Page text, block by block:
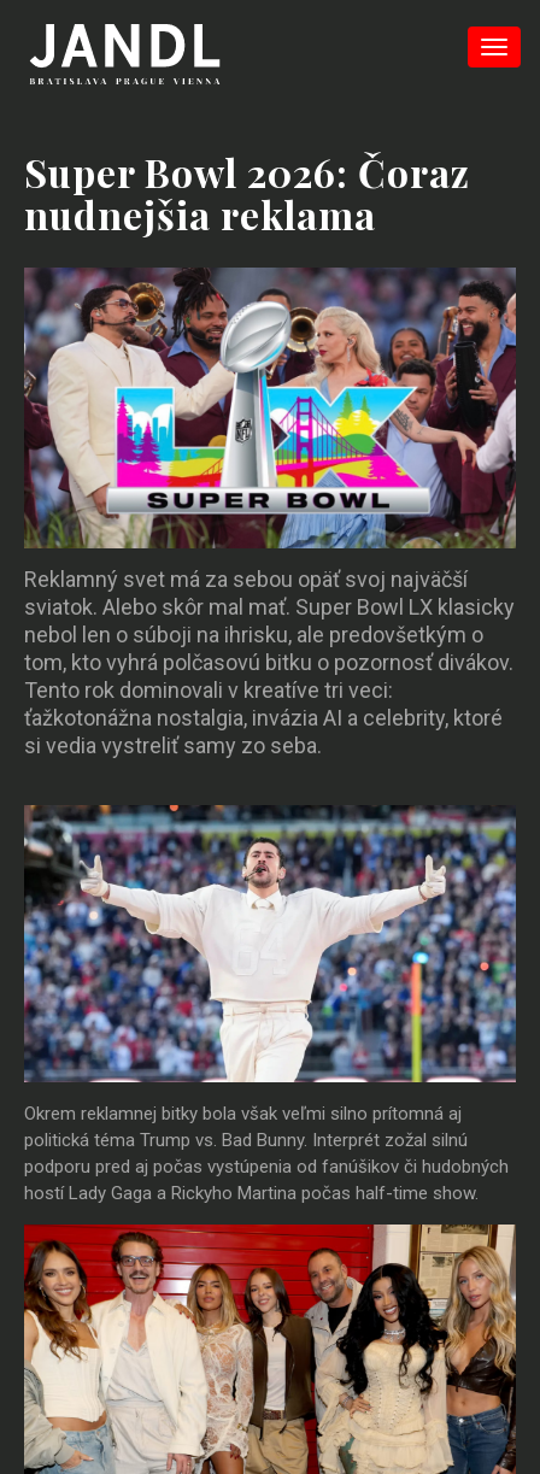
Super Bowl 2026: Čoraz
nudnejšia reklama
Reklamný svet má za sebou opäť svoj najväčší
sviatok. Alebo skôr mal mať. Super Bowl LX klasicky
nebol len o súboji na ihrisku, ale predovšetkým o
tom, kto vyhrá polčasovú bitku o pozornosť divákov.
Tento rok dominovali v kreatíve tri veci:
ťažkotonážna nostalgia, invázia AI a celebrity, ktoré
si vedia vystreliť samy zo seba.
Okrem reklamnej bitky bola však veľmi silno prítomná aj
politická téma Trump vs. Bad Bunny. Interprét zožal silnú
podporu pred aj počas vystúpenia od fanúšikov či hudobných
hostí Lady Gaga a Rickyho Martina počas half-time show.